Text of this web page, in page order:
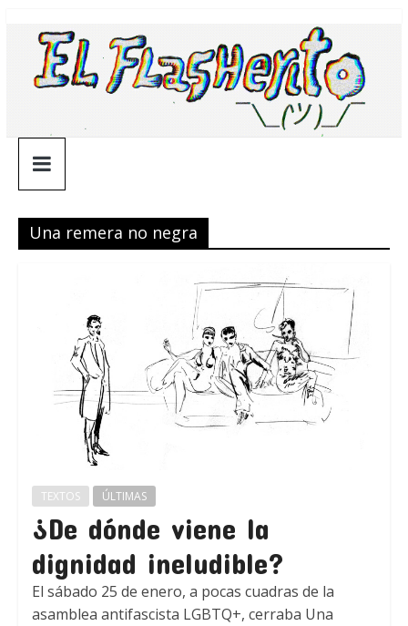
contenido
¯\_(ツ)_/
¯
Una remera no negra
TEXTOS ÚLTIMAS
¿De dónde viene la
dignidad ineludible?
El sábado 25 de enero, a pocas cuadras de la
asamblea antifascista LGBTQ+, cerraba Una